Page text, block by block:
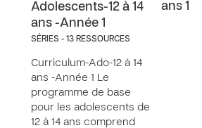
Adolescents-12 à 14
ans -Année 1
SÉRIES - 13 RESSOURCES
Curriculum-Ado-12 à 14
ans -Année 1 Le
programme de base
pour les adolescents de
12 à 14 ans comprend
ans 1